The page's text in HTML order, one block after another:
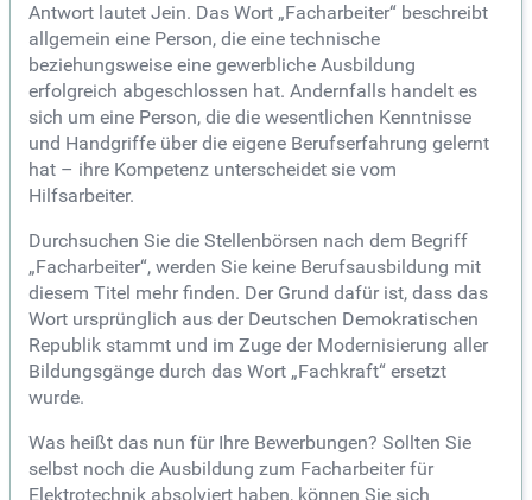
Antwort lautet Jein. Das Wort „Facharbeiter“ beschreibt
allgemein eine Person, die eine technische
beziehungsweise eine gewerbliche Ausbildung
erfolgreich abgeschlossen hat. Andernfalls handelt es
sich um eine Person, die die wesentlichen Kenntnisse
und Handgriffe über die eigene Berufserfahrung gelernt
hat – ihre Kompetenz unterscheidet sie vom
Hilfsarbeiter.
Durchsuchen Sie die Stellenbörsen nach dem Begriff
„Facharbeiter“, werden Sie keine Berufsausbildung mit
diesem Titel mehr finden. Der Grund dafür ist, dass das
Wort ursprünglich aus der Deutschen Demokratischen
Republik stammt und im Zuge der Modernisierung aller
Bildungsgänge durch das Wort „Fachkraft“ ersetzt
wurde.
Was heißt das nun für Ihre Bewerbungen? Sollten Sie
selbst noch die Ausbildung zum Facharbeiter für
Elektrotechnik absolviert haben, können Sie sich